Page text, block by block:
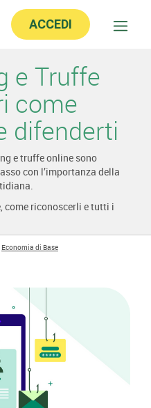
ACCEDI
e Truffe
come
difenderti
e truffe online sono
con l’importanza della
come riconoscerli e tutti i
Economia di Base